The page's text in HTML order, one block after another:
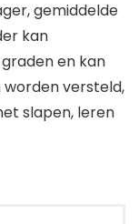
gemiddelde
kan
en kan
versteld,
slapen, leren